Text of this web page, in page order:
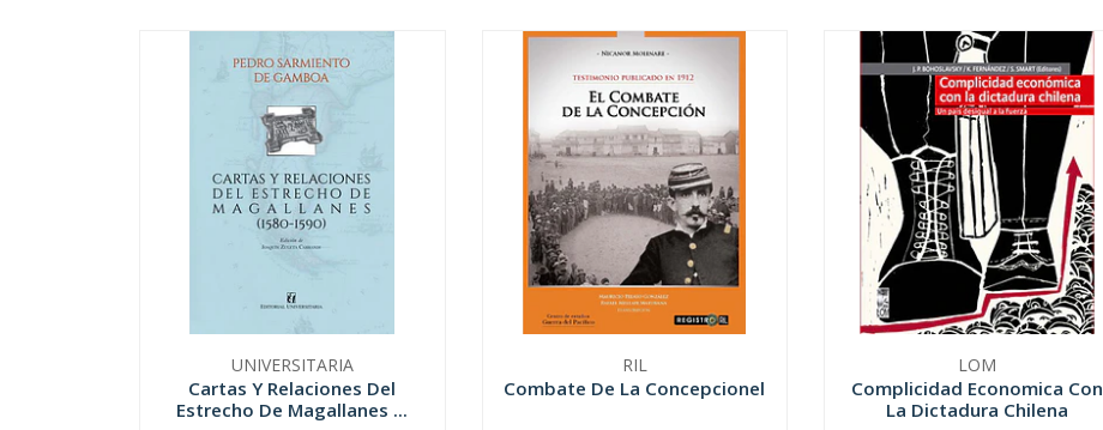
UNIVERSITARIA
Cartas Y Relaciones Del
Estrecho De Magallanes ...
RIL
Combate De La Concepcionel
LOM
Complicidad Economica Con
La Dictadura Chilena